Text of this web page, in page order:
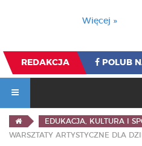
Więcej »
REDAKCJA POLUB
EDUKACJA, KULTURA I